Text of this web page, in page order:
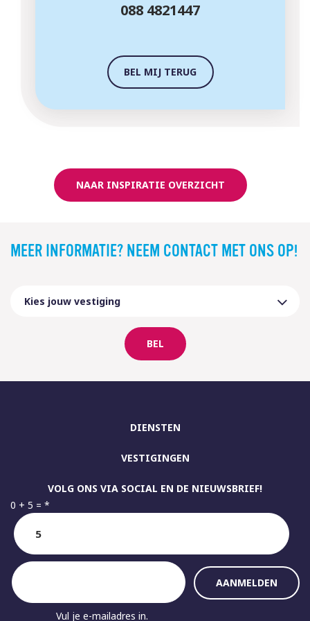
088 4821447
BEL MIJ TERUG
NAAR INSPIRATIE OVERZICHT
MEER INFORMATIE? NEEM CONTACT MET ONS OP!
BEL
VOLG ONS VIA SOCIAL EN DE NIEUWSBRIEF!
0 + 5 = *
Vul je e-mailadres in.
DIENSTEN
VESTIGINGEN